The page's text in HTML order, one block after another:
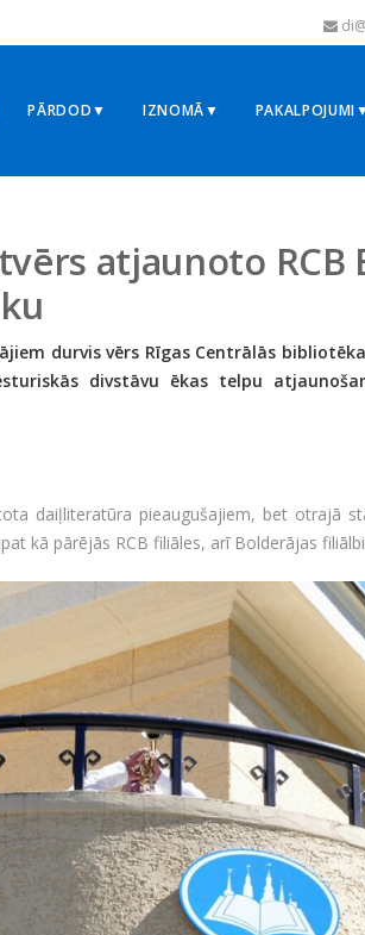
PĀRDOD▼ IZNOMĀ▼
atjaunoto RCB
durvis vērs Rīgas Centrālās
divstāvu ēkas telpu
daiļliteratūra pieaugušajiem, bet otrajā
kā pārējās RCB filiāles, arī Bolderājas